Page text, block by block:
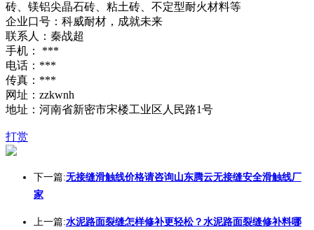
砖、镁铝尖晶石砖、粘土砖、不定型耐火材料等
企业口号：科威耐材，成就未来
联系人：秦战超
手机： ***
电话：***
传真：***
网址：zzkwnh
地址：河南省新密市宋楼工业区人民路1号
打赏
下一篇:无接缝滑触线价格请咨询山东腾云无接缝安全滑触线厂
家
上一篇:水泥路面裂缝怎样修补更轻松？水泥路面裂缝修补料哪